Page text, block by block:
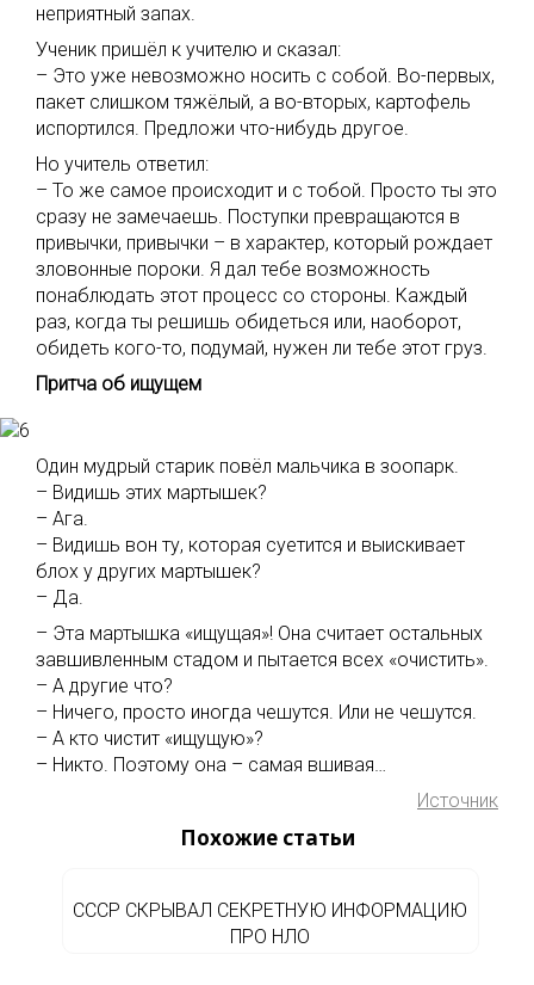
неприятный запах.
Ученик пришёл к учителю и сказал:
– Это уже невозможно носить с собой. Во-первых,
пакет слишком тяжёлый, а во-вторых, картофель
испортился. Предложи что-нибудь другое.
Но учитель ответил:
– То же самое происходит и с тобой. Просто ты это
сразу не замечаешь. Поступки превращаются в
привычки, привычки – в характер, который рождает
зловонные пороки. Я дал тебе возможность
понаблюдать этот процесс со стороны. Каждый
раз, когда ты решишь обидеться или, наоборот,
обидеть кого-то, подумай, нужен ли тебе этот груз.
Притча об ищущем
Один мудрый старик повёл мальчика в зоопарк.
– Видишь этих мартышек?
– Ага.
– Видишь вон ту, которая суетится и выискивает
блох у других мартышек?
– Да.
– Эта мартышка «ищущая»! Она считает остальных
завшивленным стадом и пытается всех «очистить».
– А другие что?
– Ничего, просто иногда чешутся. Или не чешутся.
– А кто чистит «ищущую»?
– Никто. Поэтому она – самая вшивая…
Источник
Похожие статьи
СССР СКРЫВАЛ СЕКРЕТНУЮ ИНФОРМАЦИЮ
ПРО НЛО